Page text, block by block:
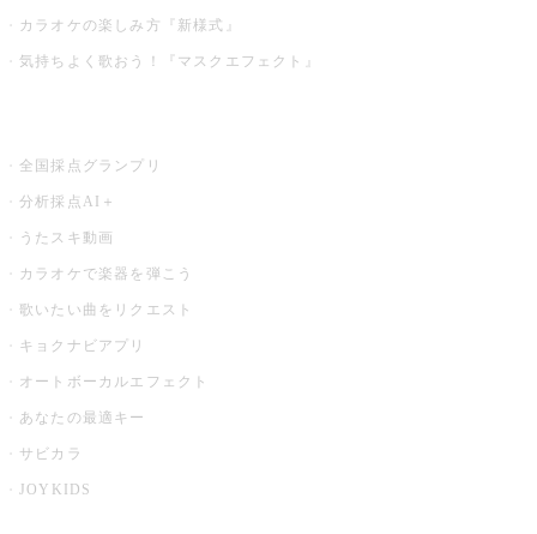
カラオケの楽しみ方『新様式』
気持ちよく歌おう！『マスクエフェクト』
全国採点グランプリ
分析採点AI＋
うたスキ動画
カラオケで楽器を弾こう
歌いたい曲をリクエスト
キョクナビアプリ
オートボーカルエフェクト
あなたの最適キー
サビカラ
JOYKIDS